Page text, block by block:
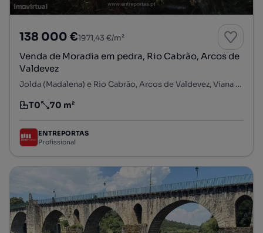
138 000 €1971,43 €/m²
Venda de Moradia em pedra, Rio Cabrão, Arcos de
Valdevez
Jolda (Madalena) e Rio Cabrão, Arcos de Valdevez, Viana do Castelo
Tipologia
T0
Preço por metro quadrado
70 m²
ENTREPORTAS
Profissional